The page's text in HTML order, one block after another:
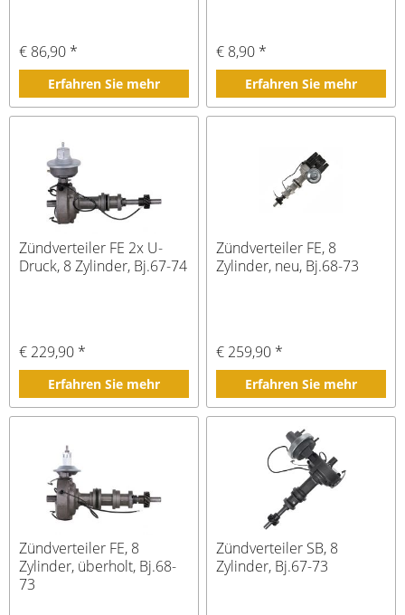
€ 86,90 *
Erfahren Sie mehr
€ 8,90 *
Erfahren Sie mehr
Zündverteiler FE 2x U-
Druck, 8 Zylinder, Bj.67-74
€ 229,90 *
Erfahren Sie mehr
Zündverteiler FE, 8
Zylinder, neu, Bj.68-73
€ 259,90 *
Erfahren Sie mehr
Zündverteiler FE, 8
Zylinder, überholt, Bj.68-
73
Zündverteiler SB, 8
Zylinder, Bj.67-73